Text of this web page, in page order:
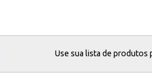
Use sua lista de produtos